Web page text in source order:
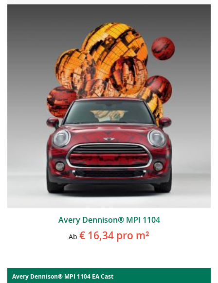
Avery Dennison® MPI 1104
Ab € 16,34 pro m²
Avery Dennison® MPI 1104 EA Cast